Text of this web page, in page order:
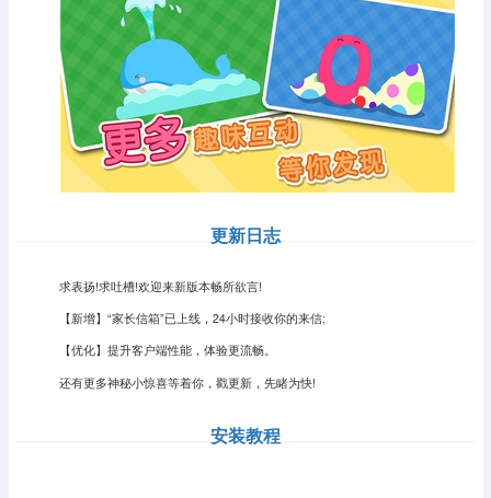
更新日志
求表扬!求吐槽!欢迎来新版本畅所欲言!
【新增】“家长信箱”已上线，24小时接收你的来信;
【优化】提升客户端性能，体验更流畅。
还有更多神秘小惊喜等着你，戳更新，先睹为快!
安装教程